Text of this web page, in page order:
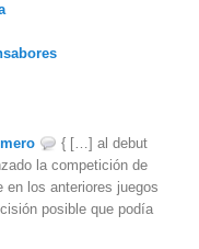
{ […] al debut
la competición de
en los anteriores juegos
posible que podía